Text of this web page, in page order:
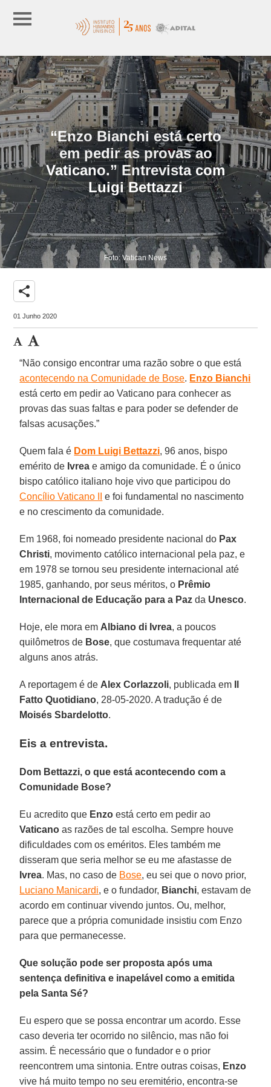
“Enzo Bianchi está certo
em pedir as provas ao
Vaticano.” Entrevista com
Luigi Bettazzi
Foto: Vatican News
share
01 Junho 2020
“Não consigo encontrar uma razão sobre o que está
acontecendo na Comunidade de Bose. Enzo Bianchi
está certo em pedir ao Vaticano para conhecer as
provas das suas faltas e para poder se defender de
falsas acusações.”
Quem fala é Dom Luigi Bettazzi, 96 anos, bispo
emérito de Ivrea e amigo da comunidade. É o único
bispo católico italiano hoje vivo que participou do
Concílio Vaticano II
e foi fundamental no nascimento
e no crescimento da comunidade.
Em 1968, foi nomeado presidente nacional do Pax
Christi, movimento católico internacional pela paz, e
em 1978 se tornou seu presidente internacional até
1985, ganhando, por seus méritos, o Prêmio
Internacional de Educação para a Paz da Unesco.
Hoje, ele mora em Albiano di Ivrea, a poucos
quilômetros de Bose, que costumava frequentar até
alguns anos atrás.
A reportagem é de Alex Corlazzoli, publicada em
Fatto Quotidiano, 28-05-2020. A tradução é de
Moisés Sbardelotto.
Eis a entrevista.
Dom Bettazzi, o que está acontecendo com a
Comunidade Bose?
Eu acredito que Enzo está certo em pedir ao
Vaticano as razões de tal escolha. Sempre houve
dificuldades com os eméritos. Eles também me
disseram que seria melhor se eu me afastasse de
Ivrea. Mas, no caso de Bose, eu sei que o novo prior,
Luciano Manicardi, e o fundador, Bianchi, estavam de
acordo em continuar vivendo juntos. Ou, melhor,
parece que a própria comunidade insistiu com Enzo
para que permanecesse.
Que solução pode ser proposta após uma
sentença definitiva e inapelável como a emitida
pela Santa Sé?
Eu espero que se possa encontrar um acordo. Esse
caso deveria ter ocorrido no silêncio, mas não foi
assim. É necessário que o fundador e o prior
reencontrem uma sintonia. Entre outras coisas, Enzo
vive há muito tempo no seu eremitério, encontra-se